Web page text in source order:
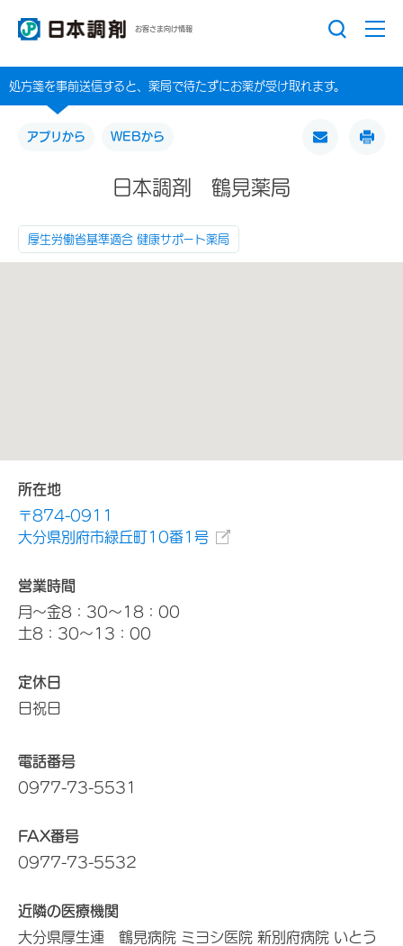
お客さま向け情報
処方箋を事前送信すると、薬局で待たずにお薬が受け取れます。
アプリから WEBから
日本調剤 鶴見薬局
厚生労働省基準適合 健康サポート薬局
所在地
〒874-0911
大分県別府市緑丘町10番1号
営業時間
月～金8：30～18：00
土8：30～13：00
定休日
日祝日
電話番号
0977-73-5531
FAX番号
0977-73-5532
近隣の医療機関
大分県厚生連 鶴見病院 ミヨシ医院 新別府病院 いとう